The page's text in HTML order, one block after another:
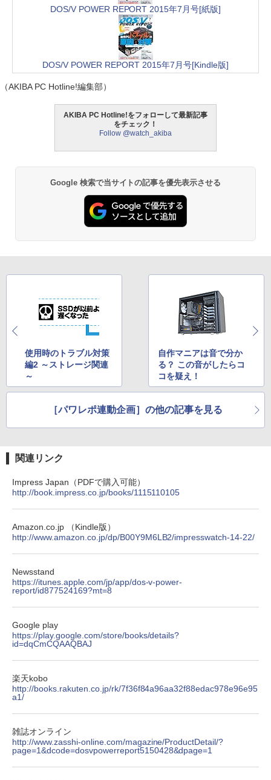
DOS/V POWER REPORT 2015年7月号[紙版]
DOS/V POWER REPORT 2015年7月号[Kindle版]
（AKIBA PC Hotline!編集部）
AKIBA PC Hotline!をフォローして最新記事
をチェック！
Follow @watch_akiba
Google 検索で当サイトの記事を優先表示させる
使用時のトラブル対策
編2 ～ストレージ関連
～
自作マニアは音で分か
る？ この音がしたらコ
コを疑え！
［パワレポ連動企画］の他の記事を見る
関連リンク
Impress Japan（PDFで購入可能）
http://book.impress.co.jp/books/1115110105
Amazon.co.jp （Kindle版）
http://www.amazon.co.jp/dp/B00Y9M6LB2/impresswatch-14-22/
Newsstand
https://itunes.apple.com/jp/app/dos-v-power-
report/id877524169?mt=8
Google play
https://play.google.com/store/books/details?
id=dqCmCQAAQBAJ
楽天kobo
http://books.rakuten.co.jp/rk/7f36f84a96aa32f88edac978e96e95
a1/
雑誌オンライン
http://www.zasshi-online.com/magazine/ProductDetail/?
page=1&dcode=dosvpowerreport5150428&dpage=1